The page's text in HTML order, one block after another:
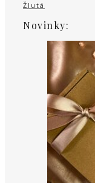
Žlutá
Novinky: